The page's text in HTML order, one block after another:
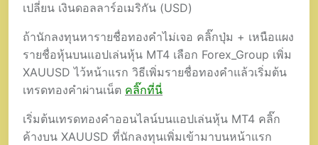
เปลี่ยน เงินดอลลาร์อเมริกัน (USD)
ถ้านักลงทุนหารายชื่อทองคำไม่เจอ คลิ๊กปุ่ม + เหนือแผง
รายชื่อหุ้นบนแอปเล่นหุ้น MT4 เลือก Forex_Group เพิ่ม
XAUUSD ไว้หน้าแรก วิธีเพิ่มรายชื่อทองคำแล้วเริ่มต้น
เทรดทองคำผ่านเน็ต คลิ๊กที่นี่
เริ่มต้นเทรดทองคำออนไลน์บนแอปเล่นหุ้น MT4 คลิ๊ก
ค้างบน XAUUSD ที่นักลงทุนเพิ่มเข้ามาบนหน้าแรก